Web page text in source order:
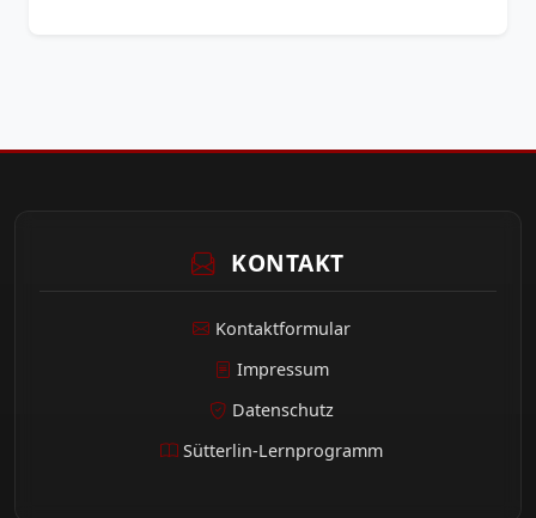
KONTAKT
Kontaktformular
Impressum
Datenschutz
Sütterlin-Lernprogramm